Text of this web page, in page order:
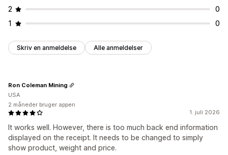
2
0
1
0
Skriv en anmeldelse Alle anmeldelser
1. juli 2026
It works well. However, there is too much back end information
displayed on the receipt. It needs to be changed to simply
show product, weight and price.
Ron Coleman Mining
USA
2 måneder bruger appen